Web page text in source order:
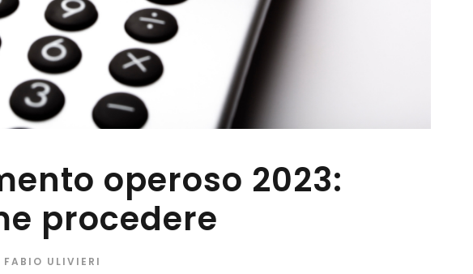
operoso 2023:
procedere
FABIO ULIVIERI